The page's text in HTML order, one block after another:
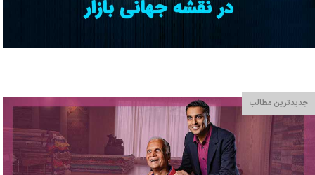
جدیدترین مطالب